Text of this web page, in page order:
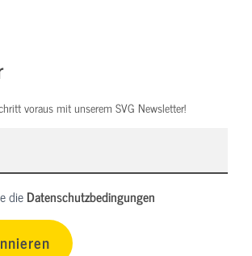
voraus mit unserem SVG Newsletter!
dieDatenschutzbedingungen